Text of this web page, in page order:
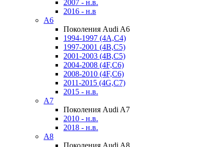
2007 - н.в.
2016 - н.в
A6
Поколения Audi A6
1994-1997 (4A,C4)
1997-2001 (4B,C5)
2001-2003 (4B,C5)
2004-2008 (4F,C6)
2008-2010 (4F,C6)
2011-2015 (4G,C7)
2015 - н.в.
A7
Поколения Audi A7
2010 - н.в.
2018 - н.в.
A8
Поколения Audi A8